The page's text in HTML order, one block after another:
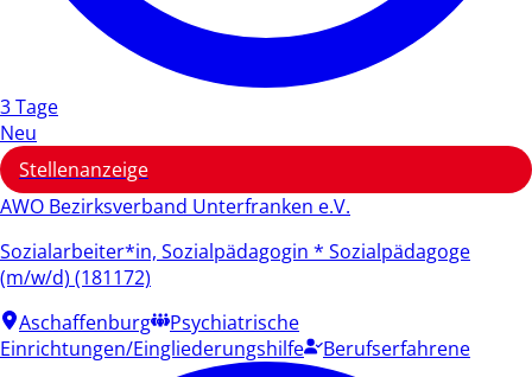
3 Tage
Neu
Stellenanzeige
AWO Bezirksverband Unterfranken e.V.
Sozialarbeiter*in, Sozialpädagogin * Sozialpädagoge
(m/w/d) (181172)
Aschaffenburg
Psychiatrische
Einrichtungen/Eingliederungshilfe
Berufserfahrene